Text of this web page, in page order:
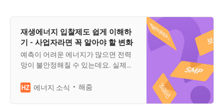
재생에너지 입찰제도 쉽게 이해하
기 - 사업자라면 꼭 알아야 할 변화
예측이 어려운 에너지가 많으면 전력
망이 불안정해질 수 있는데요. 실제로
‘출력제어‘가 잦아지고 있습니다. 이를
에너지 소식 해줌